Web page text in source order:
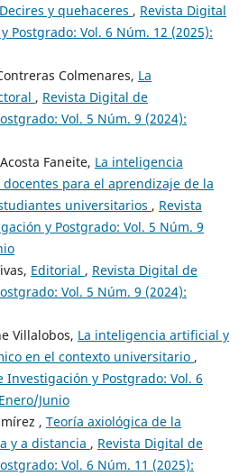
Decires y quehaceres , Revista Digital
Postgrado: Vol. 6 Núm. 12 (2025):
Colmenares, La
, Revista Digital de
Vol. 5 Núm. 9 (2024):
Faneite, La inteligencia
para el aprendizaje de la
universitarios , Revista
y Postgrado: Vol. 5 Núm. 9
Editorial , Revista Digital de
Vol. 5 Núm. 9 (2024):
Villalobos, La inteligencia artificial y
en el contexto universitario ,
Investigación y Postgrado: Vol. 6
Junio
, Teoría axiológica de la
y a distancia , Revista Digital de
Vol. 6 Núm. 11 (2025):